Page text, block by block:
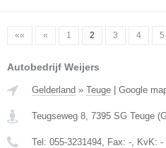
«« « 1 2 3 4 5
Autobedrijf Weijers
Gelderland » Teuge Google
Teugseweg 8, 7395 SG Teuge (
Tel: 055-3231494, Fax: -, KvK: -